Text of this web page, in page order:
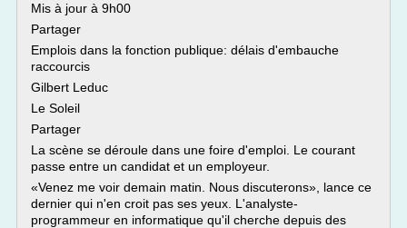
Mis à jour à 9h00
Partager
Emplois dans la fonction publique: délais d'embauche
raccourcis
Gilbert Leduc
Le Soleil
Partager
La scène se déroule dans une foire d'emploi. Le courant
passe entre un candidat et un employeur.
«Venez me voir demain matin. Nous discuterons», lance ce
dernier qui n'en croit pas ses yeux. L'analyste-
programmeur en informatique qu'il cherche depuis des